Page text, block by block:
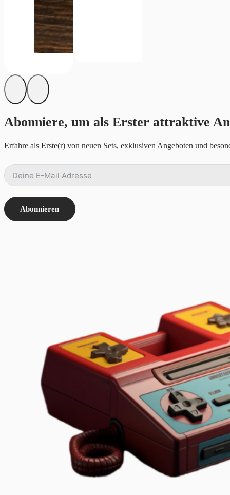
Abonniere, um als Erster attraktive
Erfahre als Erste(r) von neuen Sets, exklusiven Angeboten und
Abonnieren